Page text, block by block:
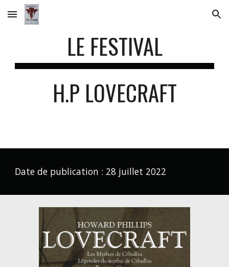
Skip to main content Skip to navigation
LE FESTIVAL
H.P LOVECRAFT
Date de publication : 28 juillet 2022